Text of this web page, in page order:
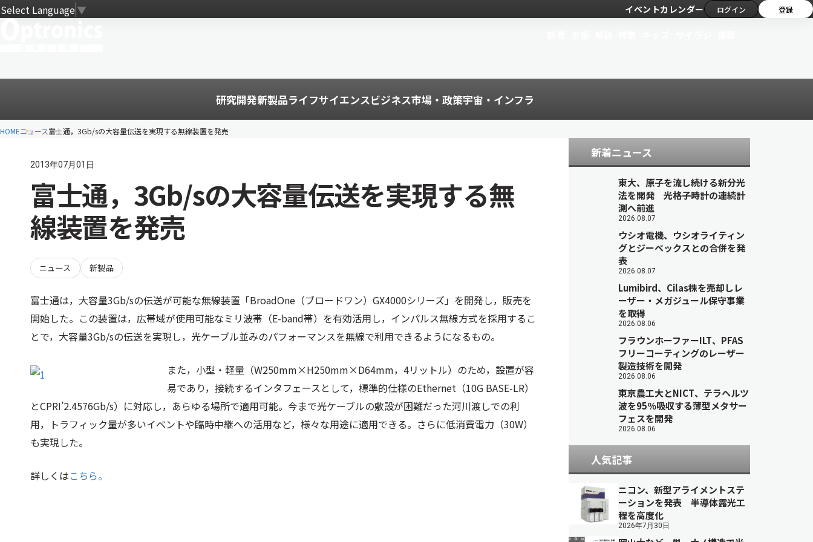
Select Language▼ イベントカレンダー ログイン 登録
研究開発新製品ライフサイエンスビジネス市場・政策宇宙・インフラ
HOMEニュース富士通，3Gb/sの大容量伝送を実現する無線装置を発売
2013年07月01日
富士通，3Gb/sの大容量伝送を実現する無
線装置を発売
ニュース 新製品
富士通は，大容量3Gb/sの伝送が可能な無線装置「BroadOne（ブロードワン）GX4000シリーズ」を開発し，販売を
開始した。この装置は，広帯域が使用可能なミリ波帯（E-band帯）を有効活用し，インパルス無線方式を採用するこ
とで，大容量3Gb/sの伝送を実現し，光ケーブル並みのパフォーマンスを無線で利用できるようになるもの。
また，小型・軽量（W250mm×H250mm×D64mm，4リットル）のため，設置が容
易であり，接続するインタフェースとして，標準的仕様のEthernet（10G BASE-LR）
とCPRI’2.4576Gb/s）に対応し，あらゆる場所で適用可能。今まで光ケーブルの敷設が困難だった河川渡しでの利
用，トラフィック量が多いイベントや臨時中継への活用など，様々な用途に適用できる。さらに低消費電力（30W）
も実現した。
詳しくはこちら。
新着ニュース
東大、原子を流し続ける新分光
法を開発 光格子時計の連続計
測へ前進
2026.08.07
ウシオ電機、ウシオライティン
グとジーベックスとの合併を発
表
2026.08.07
Lumibird、Cilas株を売却しレ
ーザー・メガジュール保守事業
を取得
2026.08.06
フラウンホーファーILT、PFAS
フリーコーティングのレーザー
製造技術を開発
2026.08.06
東京農工大とNICT、テラヘルツ
波を95％吸収する薄型メタサー
フェスを開発
2026.08.06
人気記事
ニコン、新型アライメントステ
ーションを発表 半導体露光工
程を高度化
2026年7月30日